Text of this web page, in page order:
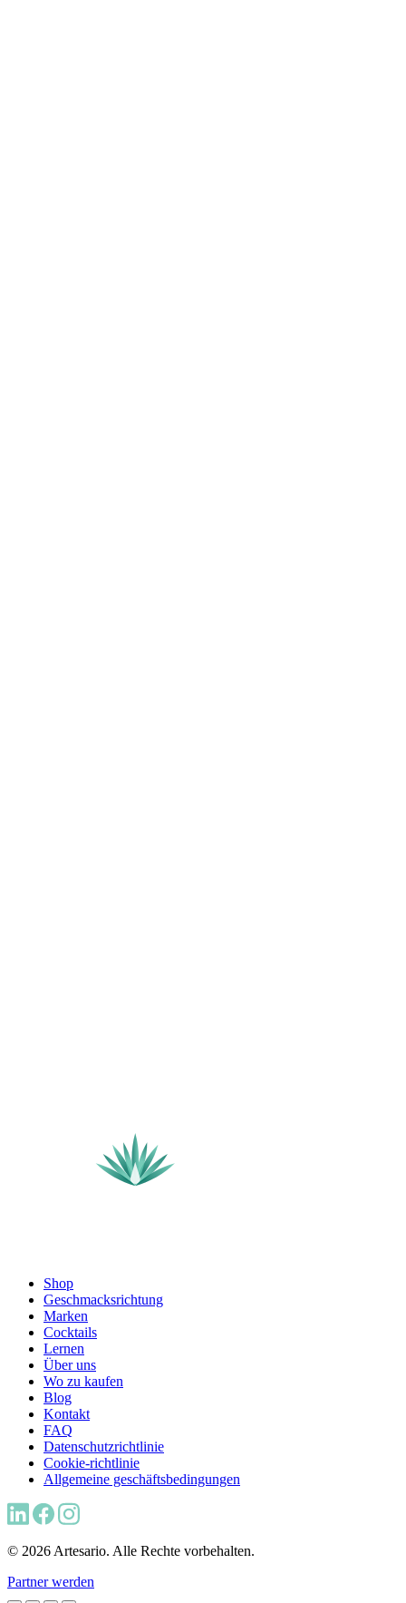
Shop
Geschmacksrichtung
Marken
Cocktails
Lernen
Über uns
Wo zu kaufen
Blog
Kontakt
FAQ
Datenschutzrichtlinie
Cookie-richtlinie
Allgemeine geschäftsbedingungen
© 2026 Artesario. Alle Rechte vorbehalten.
Partner werden